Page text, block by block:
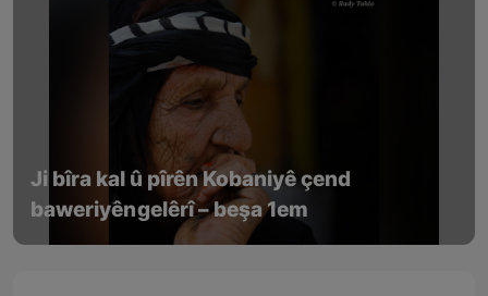
Ji bîra kal û pîrên Kobaniyê çend
baweriyên gelêrî – beşa 1em